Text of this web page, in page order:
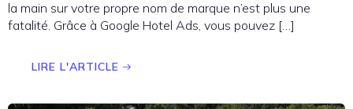
la main sur votre propre nom de marque n’est plus une
fatalité. Grâce à Google Hotel Ads, vous pouvez […]
LIRE L'ARTICLE